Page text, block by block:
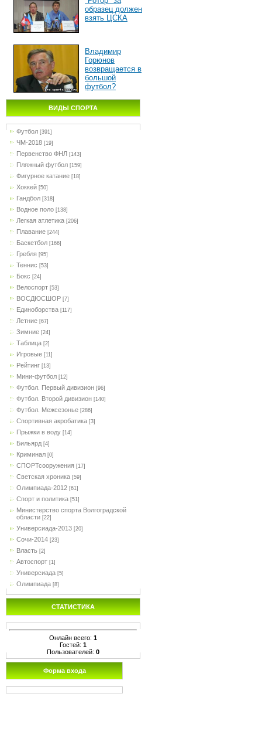
образец должен
взять ЦСКА
Владимир
Горюнов
возвращается в
большой
футбол?
ВИДЫ СПОРТА
Футбол [391]
ЧМ-2018 [19]
Первенство ФНЛ [143]
Пляжный футбол [159]
Фигурное катание [18]
Хоккей [50]
Гандбол [318]
Водное поло [138]
Легкая атлетика [206]
Плавание [244]
Баскетбол [166]
Гребля [95]
Теннис [53]
Бокс [24]
Велоспорт [53]
ВОСДЮСШОР [7]
Единоборства [117]
Летние [67]
Зимние [24]
Таблица [2]
Игровые [11]
Рейтинг [13]
Мини-футбол [12]
Футбол. Первый дивизион [96]
Футбол. Второй дивизион [140]
Футбол. Межсезонье [286]
Спортивная акробатика [3]
Прыжки в воду [14]
Бильярд [4]
Криминал [0]
СПОРТсооружения [17]
Светская хроника [59]
Олимпиада-2012 [61]
Спорт и политика [51]
Министерство спорта Волгоградской
области [22]
Универсиада-2013 [20]
Сочи-2014 [23]
Власть [2]
Автоспорт [1]
Универсиада [5]
Олимпиада [8]
СТАТИСТИКА
Онлайн всего: 1
Гостей: 1
Пользователей: 0
Форма входа